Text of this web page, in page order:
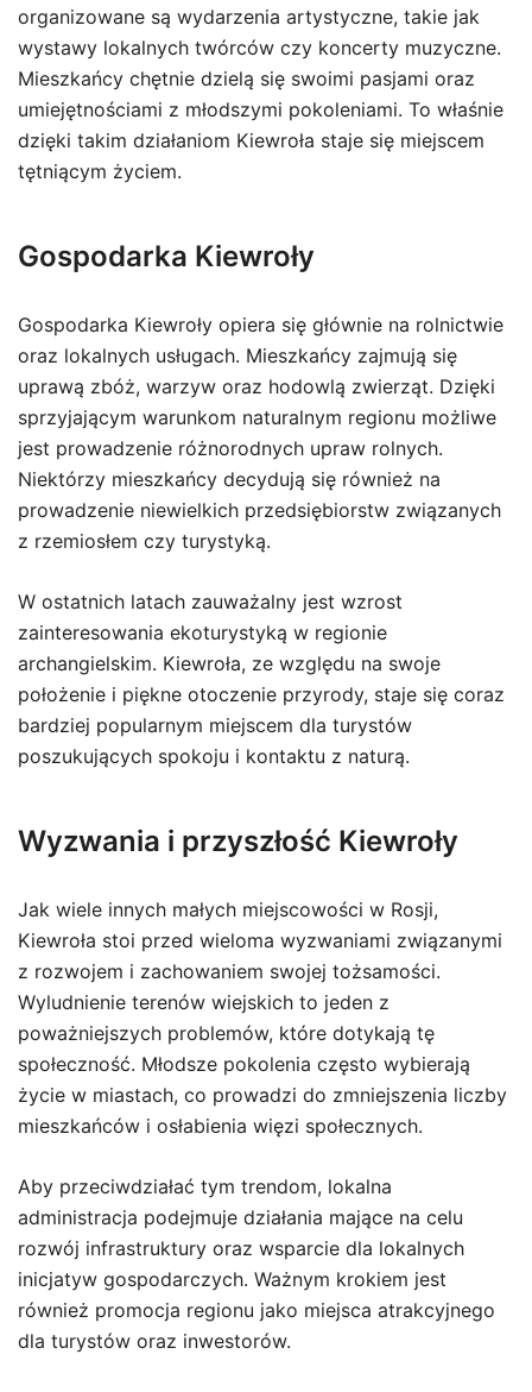
organizowane są wydarzenia artystyczne, takie jak
wystawy lokalnych twórców czy koncerty muzyczne.
Mieszkańcy chętnie dzielą się swoimi pasjami oraz
umiejętnościami z młodszymi pokoleniami. To właśnie
dzięki takim działaniom Kiewroła staje się miejscem
tętniącym życiem.
Gospodarka Kiewroły
Gospodarka Kiewroły opiera się głównie na rolnictwie
oraz lokalnych usługach. Mieszkańcy zajmują się
uprawą zbóż, warzyw oraz hodowlą zwierząt. Dzięki
sprzyjającym warunkom naturalnym regionu możliwe
jest prowadzenie różnorodnych upraw rolnych.
Niektórzy mieszkańcy decydują się również na
prowadzenie niewielkich przedsiębiorstw związanych
z rzemiosłem czy turystyką.
W ostatnich latach zauważalny jest wzrost
zainteresowania ekoturystyką w regionie
archangielskim. Kiewroła, ze względu na swoje
położenie i piękne otoczenie przyrody, staje się coraz
bardziej popularnym miejscem dla turystów
poszukujących spokoju i kontaktu z naturą.
Wyzwania i przyszłość Kiewroły
Jak wiele innych małych miejscowości w Rosji,
Kiewroła stoi przed wieloma wyzwaniami związanymi
z rozwojem i zachowaniem swojej tożsamości.
Wyludnienie terenów wiejskich to jeden z
poważniejszych problemów, które dotykają tę
społeczność. Młodsze pokolenia często wybierają
życie w miastach, co prowadzi do zmniejszenia liczby
mieszkańców i osłabienia więzi społecznych.
Aby przeciwdziałać tym trendom, lokalna
administracja podejmuje działania mające na celu
rozwój infrastruktury oraz wsparcie dla lokalnych
inicjatyw gospodarczych. Ważnym krokiem jest
również promocja regionu jako miejsca atrakcyjnego
dla turystów oraz inwestorów.